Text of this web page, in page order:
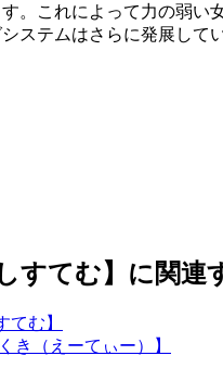
。これによって力の弱
ステムはさらに発展して
すてむ】に関連
む】
き（えーてぃー）】